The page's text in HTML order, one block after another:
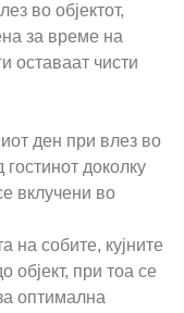
во објектот,
за време на
оставаат чисти
ден при влез во
доколку
вклучени во
на собите, кујните
објект, при тоа се
оптимална